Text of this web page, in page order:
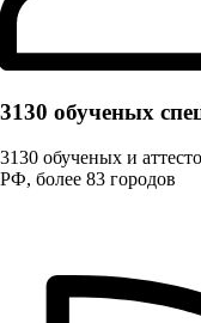
3130 обученых
3130 обученых и
РФ, более 83 городов